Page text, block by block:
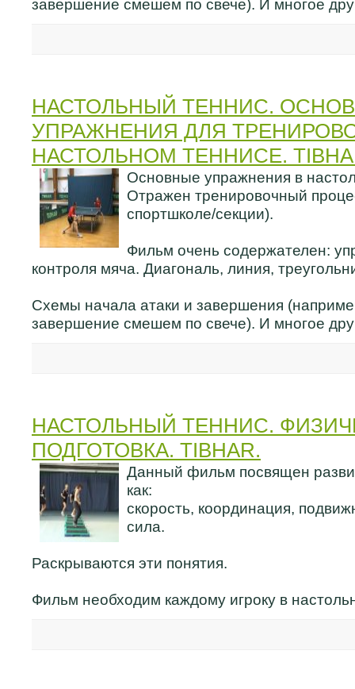
завершение смешем по свече). И многое
НАСТОЛЬНЫЙ ТЕННИС.
УПРАЖНЕНИЯ ДЛЯ
НАСТОЛЬНОМ ТЕННИСЕ.
Основные упражнения в
Отражен тренировочный
спортшколе/секции).
Фильм очень содержателен:
контроля мяча. Диагональ, линия,
Схемы начала атаки и завершения
завершение смешем по свече). И многое
НАСТОЛЬНЫЙ ТЕННИС.
ПОДГОТОВКА. TIBHAR.
Данный фильм посвящен
как:
скорость, координация,
сила.
Раскрываются эти понятия.
Фильм необходим каждому игроку в